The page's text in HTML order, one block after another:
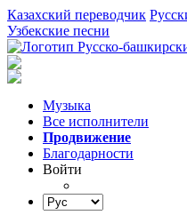
Казахский переводчик
Узбекские песни
Музыка
Все исполнители
Продвижение
Благодарности
Войти